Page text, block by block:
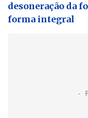
desoneração da
forma integral